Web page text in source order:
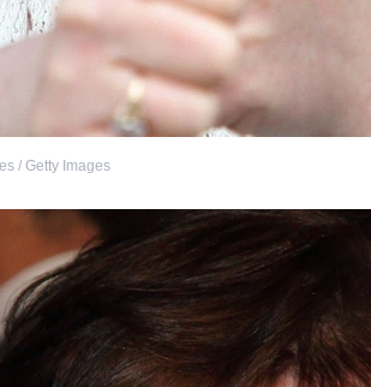
/ Getty Images